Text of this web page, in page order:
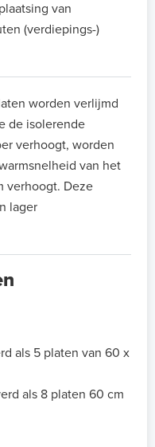
van
(verdiepings-)
worden verlijmd
de isolerende
verhoogt, worden
van het
verhoogt. Deze
lager
als 5 platen van 60 x
als 8 platen 60 cm